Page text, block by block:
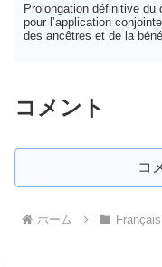
Prolongation définitive du
pour l’application
des ancêtres et de la
コメント
コ
ホーム Français